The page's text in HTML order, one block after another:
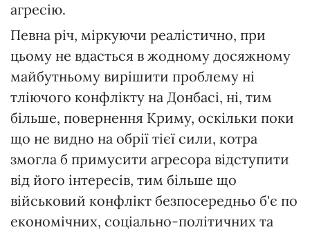
агресію.
Певна річ, міркуючи реалістично, при
цьому не вдасться в жодному досяжному
майбутньому вирішити проблему ні
тліючого конфлікту на Донбасі, ні, тим
більше, повернення Криму, оскільки поки
що не видно на обрії тієї сили, котра
змогла б примусити агресора відступити
від його інтересів, тим більше що
військовий конфлікт безпосередньо б'є по
економічних, соціально-політичних та